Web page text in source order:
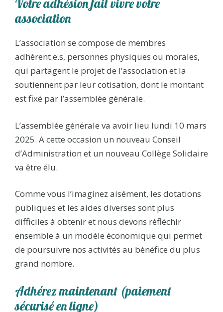
Votre adhésion fait vivre votre
association
L’association se compose de membres
adhérent.e.s, personnes physiques ou morales,
qui partagent le projet de I’association et la
soutiennent par leur cotisation, dont le montant
est fixé par l’assemblée générale.
L’assemblée générale va avoir lieu lundi 10 mars
2025. A cette occasion un nouveau Conseil
d’Administration et un nouveau Collège Solidaire
va être élu.
Comme vous l’imaginez aisément, les dotations
publiques et les aides diverses sont plus
difficiles à obtenir et nous devons réfléchir
ensemble à un modèle économique qui permet
de poursuivre nos activités au bénéfice du plus
grand nombre.
Adhérez maintenant (paiement
sécurisé en ligne)